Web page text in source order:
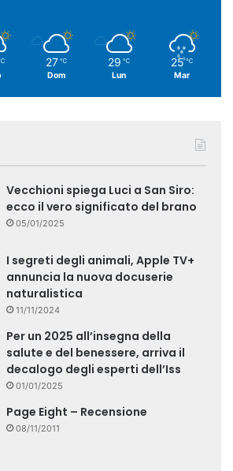
27 ℃
Dom
29 ℃
Lun
25 ℃
Mar
Vecchioni spiega Luci a San Siro:
ecco il vero significato del brano
05/01/2025
I segreti degli animali, Apple TV+
annuncia la nuova docuserie
naturalistica
11/11/2024
Per un 2025 all’insegna della
salute e del benessere, arriva il
decalogo degli esperti dell’Iss
01/01/2025
Page Eight – Recensione
08/11/2011